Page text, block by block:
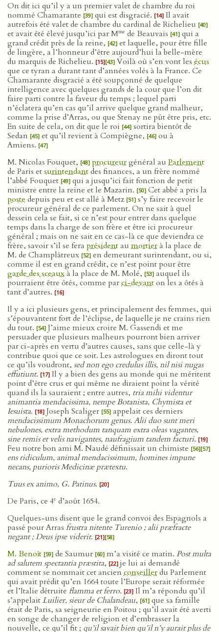
On dit ici qu’il y a un premier valet de chambre du roi
nommé Chamarante [39] qui est disgracié. [14] Il avait
autrefois été valet de chambre du cardinal de Richelieu [40]
et avait été élevé jusqu’ici par Mme de Beauvais [41] qui a
grand crédit près de la reine, [42] et laquelle, pour être fille
de lingère, a l’honneur d’être aujourd’hui la belle-mère
du marquis de Richelieu. [15][43] Voilà où s’en vont les écus
que ce tyran a durant tant d’années volés à la France. Ce
Chamarante disgracié a été soupçonné de quelque
intelligence avec quelques grands de la cour que l’on dit
faire parti contre la faveur du temps ; lequel parti
n’éclatera qu’en cas qu’il arrive quelque grand malheur,
comme la prise d’Arras, ou que Stenay ne pût être pris, etc.
En suite de cela, on dit que le roi [44] sortira bientôt de
Sedan [45] et qu’il revient à Compiègne, [46] ou à
Amiens. [47]
M. Nicolas Fouquet, [48] procureurgénéral au Parlement
de Paris etsurintendantdes finances, a un frère nommé
l’abbé Fouquet [49] qui a jusqu’ici fait fonction de petit
ministre entre la reine et le Mazarin. [50] Cet abbé a pris la
poste depuis peu et est allé à Metz [51] s’y faire recevoir le
procureur général de ce parlement. On ne sait à quel
dessein cela se fait, si ce n’est pour entrer dans quelque
temps dans la charge de son frère et être ici procureur
général ; mais on ne sait en ce cas-là ce que deviendra ce
frère, savoir s’il se fera présidentau mortierà la place de
M. de Champlâtreux [52] en demeurant surintendant, ou si,
comme il est en grand crédit, ce n’est point pour être
garde des sceauxà la place de M. Molé, [53] auquel ils
pourraient être ôtés, comme parci-devanton les a ôtés à
tant d’autres. [16]
Il y a ici plusieurs gens, et principalement des femmes, qui
s’épouvantent fort de l’éclipse, de laquelle je ne crains rien
du tout. [54] J’aime mieux croire M. Gassendi et me
persuader que plusieurs malheurs pourront bien arriver
par ci-après en vertu d’autres causes, sans que celle-là y
contribue quoi que ce soit. Les astrologues en diront tout
ce qu’ils voudront, sed non ego credulus illis, nil nisi nugas
effutiunt. [17] Il y a bien des gens au monde qui ne méritent
point d’être crus et qui même ne diraient point la vérité
quand ils la sauraient ; entre autres, tria mihi videntur
animantia mendacissima, nempe Botanista, Chymista et
Iesuista. [18] Joseph Scaliger [55] appelait ces derniers
mendacissimum Monachorum genus. Alii duo sunt meri
nebulones, extra methodum tanquam extra oleas vagantes,
sine remis et velis navigantes, naufragium tandem facturi. [19]
Feu notre bon ami M. Naudé définissait un chimiste [56][57]
ens ridiculum, animal mendacissimum, homines impune
necans, purioris Medicinæ prætextu.
Tuus ex animo, G. Patinus. [20]
De Paris, ce 4e d’août 1654.
Quelques-uns disent que le grand convoi des Espagnols a
passé pour Arras frustra nitente Turenio ; alii præfracte
negant ; Deus ipse viderit. [21][58]
M. Benoît [59] de Saumur [60] m’a visité ce matin. Post multa
ad salutem spectantia præstita, [22] je lui ai demandé
comment se nommait cet ancien conseillerdu Parlement
qui avait prédit qu’en 1664 toute l’Europe serait réformée
et l’Italie détruite flamma et ferro. [23] Il m’a répondu qu’il
s’appelaitLuilier, sieur de Chalandeau, [61] que sa famille
était de Paris, sa seigneurie en Poitou ; qu’il avait été averti
en songe de changer de religion et d’embrasser la
nouvelle, ce qu’il fit ; qu’il savait bien qu’il n’y aurait plus de